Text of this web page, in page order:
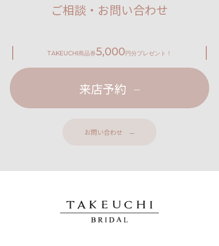
ご相談・お問い合わせ
TAKEUCHI商品券5,000円分プレゼント！
来店予約
お問い合わせ